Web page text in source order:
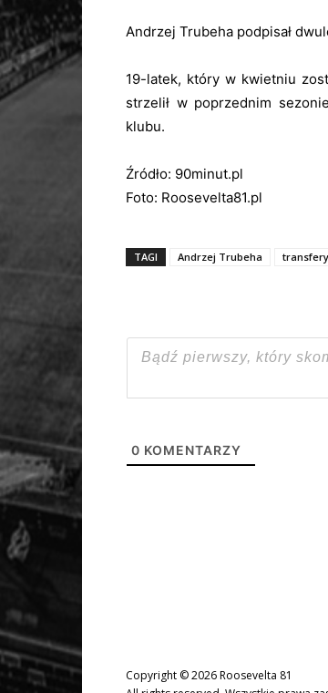
Andrzej Trubeha podpisał
19-latek, który w kwietniu
strzelił w poprzednim
klubu.
Źródło: 90minut.pl
Foto: Roosevelta81.pl
TAGI Andrzej Trubeha transfery
0 KOMENTARZY
Copyright © 2026 Roosevelta 81